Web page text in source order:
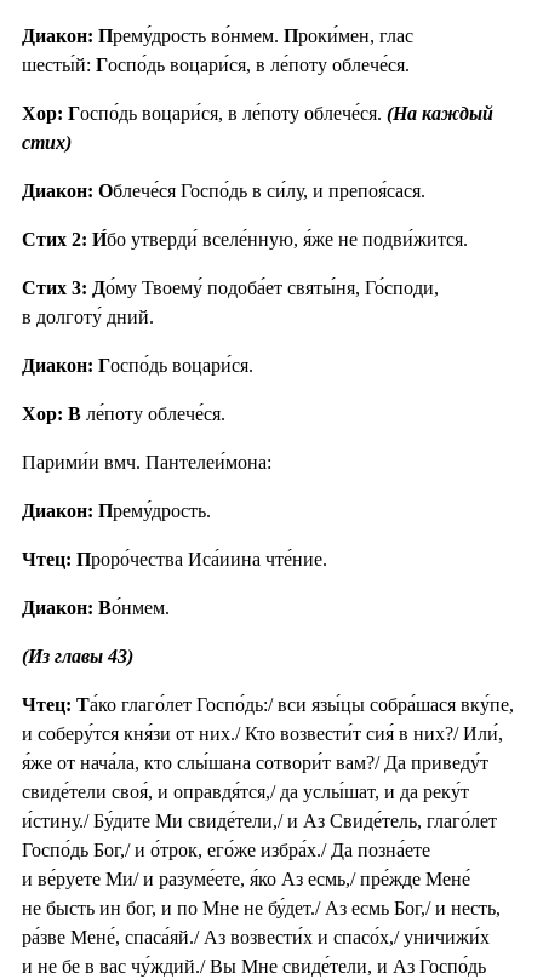
Диакон: Прему́дрость во́нмем. Проки́мен, глас
шесты́й: Госпо́дь воцари́ся, в ле́поту облече́ся.
Хор: Госпо́дь воцари́ся, в ле́поту облече́ся. (На каждый
стих)
Диакон: Облече́ся Госпо́дь в си́лу, и препоя́сася.
Стих 2: И́бо утверди́ вселе́нную, я́же не подви́жится.
Стих 3: До́му Твоему́ подоба́ет святы́ня, Го́споди,
в долготу́ дний.
Диакон: Госпо́дь воцари́ся.
Хор: В ле́поту облече́ся.
Парими́и вмч. Пантелеи́мона:
Диакон: Прему́дрость.
Чтец: Проро́чества Иса́иина чте́ние.
Диакон: Во́нмем.
(Из главы 43)
Чтец: Та́ко глаго́лет Госпо́дь:/ вси язы́цы собра́шася вку́пе,
и соберу́тся кня́зи от них./ Кто возвести́т сия́ в них?/ Или́,
я́же от нача́ла, кто слы́шана сотвори́т вам?/ Да приведу́т
свиде́тели своя́, и оправдя́тся,/ да услы́шат, и да реку́т
и́стину./ Бу́дите Ми свиде́тели,/ и Аз Свиде́тель, глаго́лет
Госпо́дь Бог,/ и о́трок, его́же избра́х./ Да позна́ете
и ве́руете Ми/ и разуме́ете, я́ко Аз есмь,/ пре́жде Мене́
не бысть ин бог, и по Мне не бу́дет./ Аз есмь Бог,/ и несть,
ра́зве Мене́, спаса́яй./ Аз возвести́х и спасо́х,/ уничижи́х
и не бе в вас чу́ждий./ Вы Мне свиде́тели, и Аз Госпо́дь